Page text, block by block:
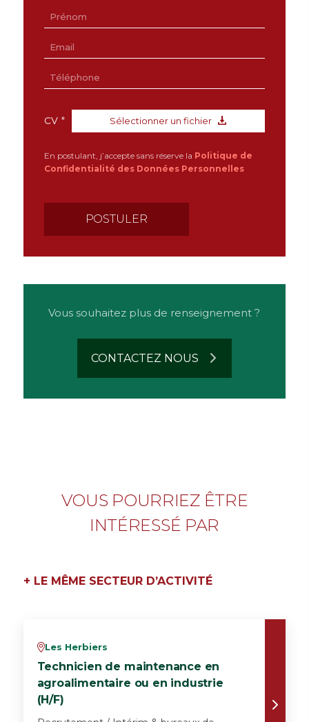
CV * Sélectionner un fichier
En postulant, j’accepte sans réserve la Politique de
Confidentialité des Données Personnelles
Vous souhaitez plus de renseignement ?
CONTACTEZ NOUS n
VOUS POURRIEZ ÊTRE
INTÉRESSÉ PAR
+ LE MÊME SECTEUR D’ACTIVITÉ
vLes Herbiers
Technicien de maintenance en
agroalimentaire ou en industrie
(H/F)